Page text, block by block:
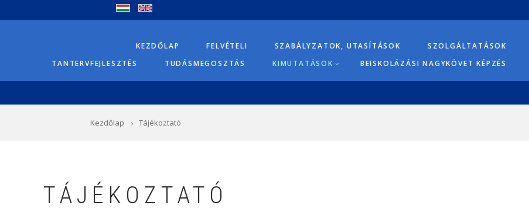
KEZDŐLAP FELVÉTELI SZABÁLYZATOK, UTASÍTÁSOK
SZOLGÁLTATÁSOK
TANTERVFEJLESZTÉS
TUDÁSMEGOSZTÁS KIMUTATÁSOK BEISKOLÁZÁSI NAGYKÖVET KÉPZÉS
Kezdőlap Tájékoztató
TÁJÉKOZTATÓ